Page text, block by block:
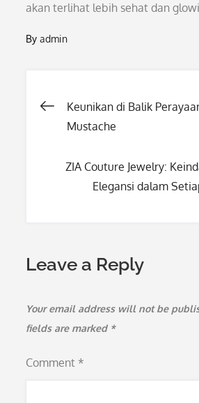
akan terlihat lebih sehat dan
Byadmin
Post
Keunikan di Balik
Mustache
ZIA Couture Jewelry:
Elegansi dalam
Leave a Reply
Your email address will not be
fields are marked *
Comment *